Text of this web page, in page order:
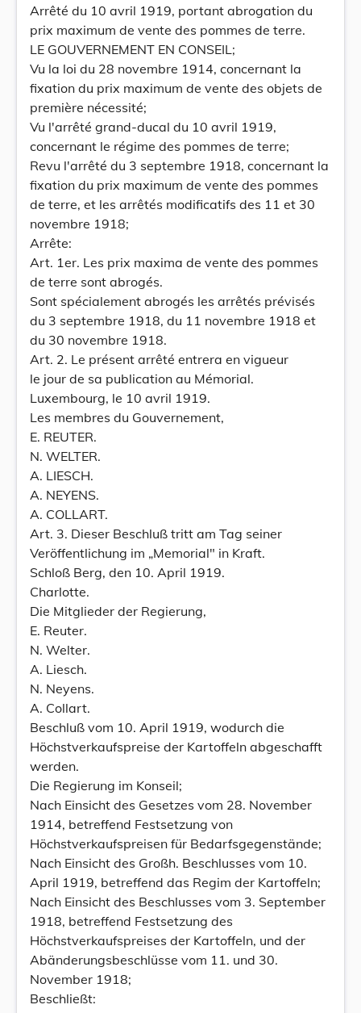
Arrêté du 10 avril 1919, portant abrogation du
prix maximum de vente des pommes de terre.
LE GOUVERNEMENT EN CONSEIL;
Vu la loi du 28 novembre 1914, concernant la
fixation du prix maximum de vente des objets de
première nécessité;
Vu l'arrêté grand-ducal du 10 avril 1919,
concernant le régime des pommes de terre;
Revu l'arrêté du 3 septembre 1918, concernant la
fixation du prix maximum de vente des pommes
de terre, et les arrêtés modificatifs des 11 et 30
novembre 1918;
Arrête:
Art. 1er. Les prix maxima de vente des pommes
de terre sont abrogés.
Sont spécialement abrogés les arrêtés prévisés
du 3 septembre 1918, du 11 novembre 1918 et
du 30 novembre 1918.
Art. 2. Le présent arrêté entrera en vigueur
le jour de sa publication au Mémorial.
Luxembourg, le 10 avril 1919.
Les membres du Gouvernement,
E. REUTER.
N. WELTER.
A. LIESCH.
A. NEYENS.
A. COLLART.
Art. 3. Dieser Beschluß tritt am Tag seiner
Veröffentlichung im „Memorial" in Kraft.
Schloß Berg, den 10. April 1919.
Charlotte.
Die Mitglieder der Regierung,
E. Reuter.
N. Welter.
A. Liesch.
N. Neyens.
A. Collart.
Beschluß vom 10. April 1919, wodurch die
Höchstverkaufspreise der Kartoffeln abgeschafft
werden.
Die Regierung im Konseil;
Nach Einsicht des Gesetzes vom 28. November
1914, betreffend Festsetzung von
Höchstverkaufspreisen für Bedarfsgegenstände;
Nach Einsicht des Großh. Beschlusses vom 10.
April 1919, betreffend das Regim der Kartoffeln;
Nach Einsicht des Beschlusses vom 3. September
1918, betreffend Festsetzung des
Höchstverkaufspreises der Kartoffeln, und der
Abänderungsbeschlüsse vom 11. und 30.
November 1918;
Beschließt: